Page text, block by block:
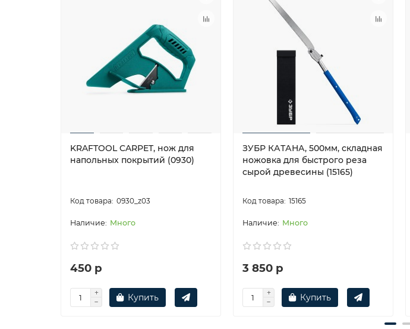
KRAFTOOL CARPET, нож для
напольных покрытий (0930)
0930_z03
Много
450 р
Купить
ЗУБР КАТАНА, 500мм, складная
ножовка для быстрого реза
сырой древесины (15165)
15165
Много
3 850 р
Купить